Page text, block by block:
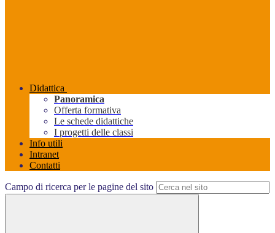
Didattica
Panoramica
Offerta formativa
Le schede didattiche
I progetti delle classi
Info utili
Intranet
Contatti
Campo di ricerca per le pagine del sito